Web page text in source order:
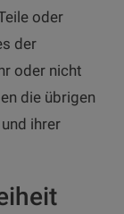
oder
der
oder nicht
die übrigen
ihrer